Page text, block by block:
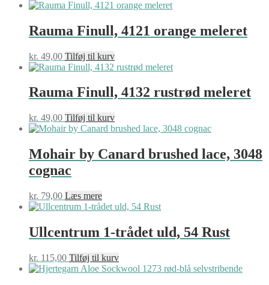
Rauma Finull, 4121 orange meleret
kr. 49,00 Tilføj til kurv
Rauma Finull, 4132 rustrød meleret
kr. 49,00 Tilføj til kurv
Mohair by Canard brushed lace, 3048
cognac
kr. 79,00 Læs mere
Ullcentrum 1-trådet uld, 54 Rust
kr. 115,00 Tilføj til kurv